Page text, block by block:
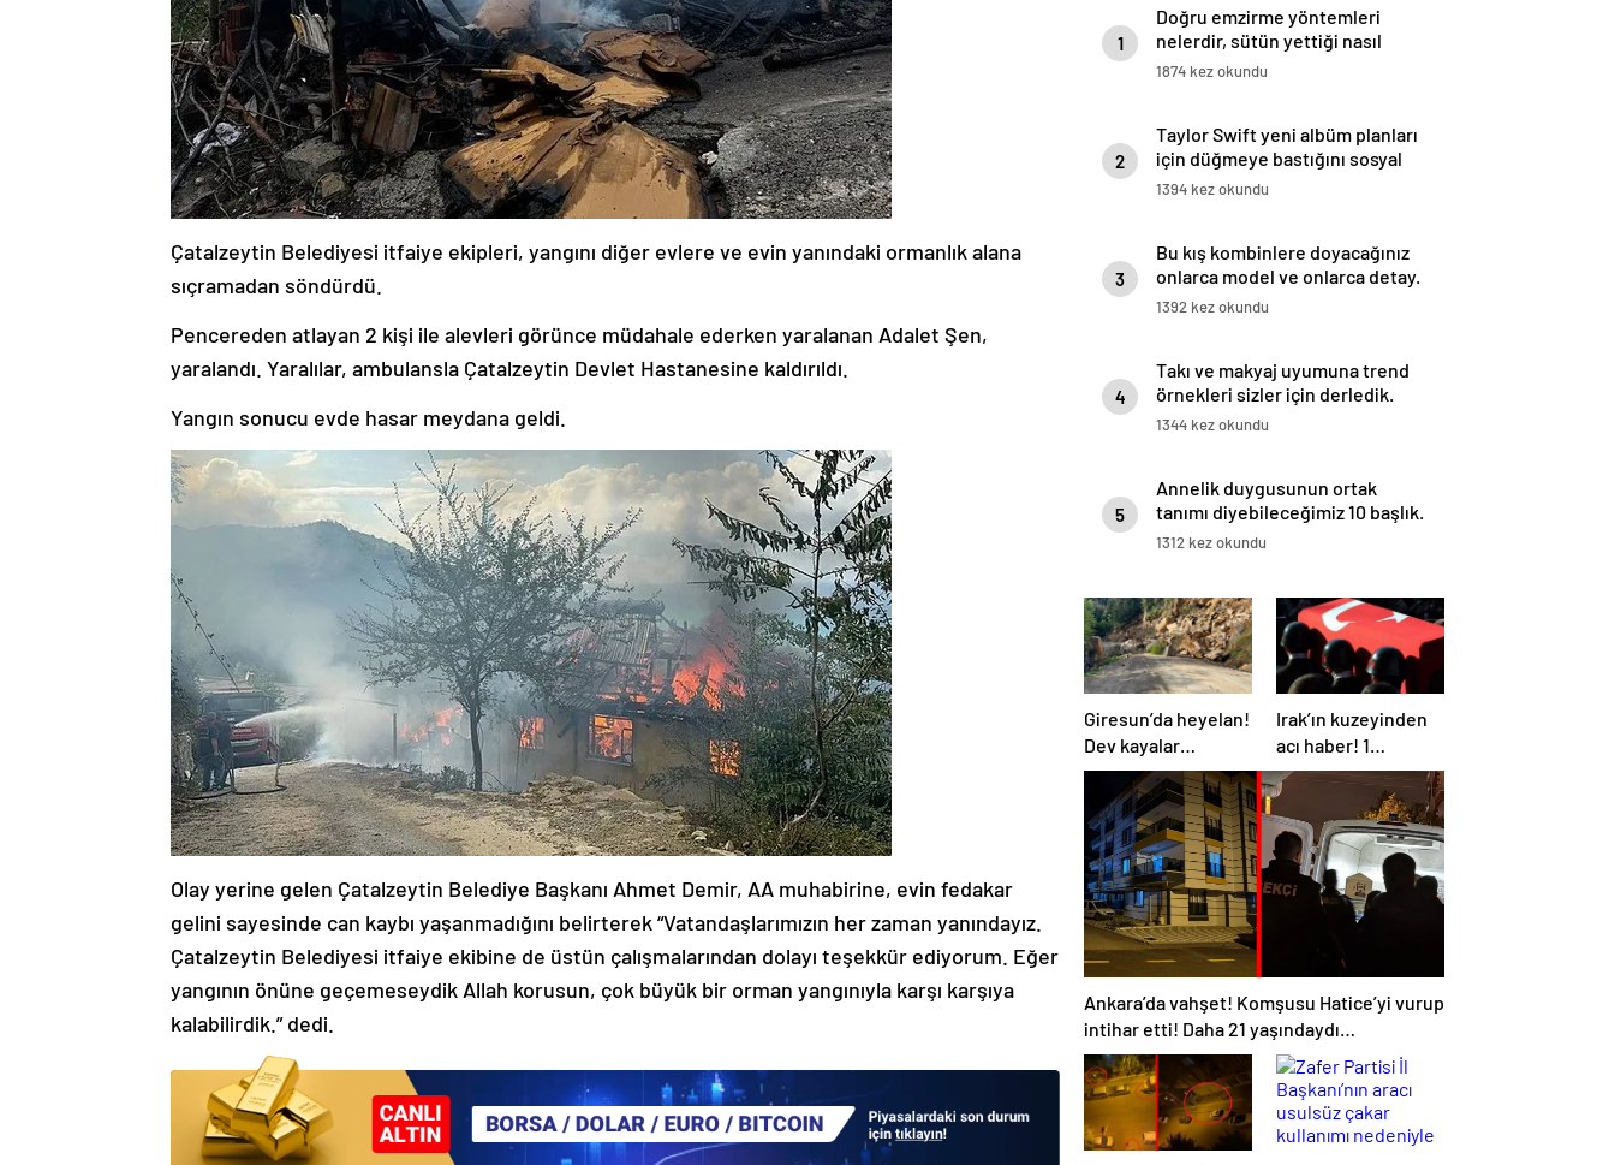
Çatalzeytin Belediyesi itfaiye ekipleri, yangını diğer evlere ve evin yanındaki ormanlık alana
sıçramadan söndürdü.
Pencereden atlayan 2 kişi ile alevleri görünce müdahale ederken yaralanan Adalet Şen,
yaralandı. Yaralılar, ambulansla Çatalzeytin Devlet Hastanesine kaldırıldı.
Yangın sonucu evde hasar meydana geldi.
Olay yerine gelen Çatalzeytin Belediye Başkanı Ahmet Demir, AA muhabirine, evin fedakar
gelini sayesinde can kaybı yaşanmadığını belirterek “Vatandaşlarımızın her zaman yanındayız.
Çatalzeytin Belediyesi itfaiye ekibine de üstün çalışmalarından dolayı teşekkür ediyorum. Eğer
yangının önüne geçemeseydik Allah korusun, çok büyük bir orman yangınıyla karşı karşıya
kalabilirdik.” dedi.
1
Doğru emzirme yöntemleri
nelerdir, sütün yettiği nasıl
anlaşılır?
1874 kez okundu
2
Taylor Swift yeni albüm planları
için düğmeye bastığını sosyal
medyadan duyurdu!
1394 kez okundu
3
Bu kış kombinlere doyacağınız
onlarca model ve onlarca detay.
1392 kez okundu
4
Takı ve makyaj uyumuna trend
örnekleri sizler için derledik.
1344 kez okundu
5
Annelik duygusunun ortak
tanımı diyebileceğimiz 10 başlık.
1312 kez okundu
Giresun’da heyelan!
Dev kayalar
Pınarlar-
Yavuzkemal kara
yolu ulaşıma kapattı
Irak’ın kuzeyinden
acı haber! 1
askerimiz şehit
Ankara’da vahşet! Komşusu Hatice’yi vurup
intihar etti! Daha 21 yaşındaydı…